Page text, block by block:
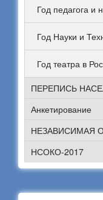
Год педагога и
Год Науки и
Год театра в
ПЕРЕПИСЬ
Анкетирование
НЕЗАВИСИМАЯ
НСОКО-2017